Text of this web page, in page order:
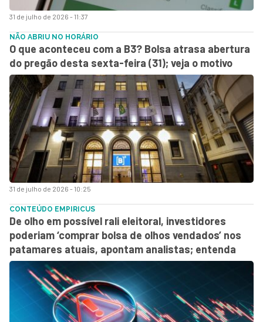
31 de julho de 2026 - 11:37
31 de julho de 2026 - 10:25
NÃO ABRIU NO HORÁRIO
O que aconteceu com a B3? Bolsa atrasa abertura
do pregão desta sexta-feira (31); veja o motivo
CONTEÚDO EMPIRICUS
De olho em possível rali eleitoral, investidores
poderiam ‘comprar bolsa de olhos vendados’ nos
patamares atuais, apontam analistas; entenda